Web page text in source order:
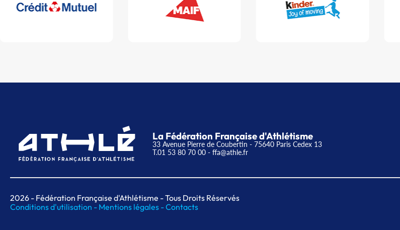
La Fédération Française d'Athlétisme
33 Avenue Pierre de Coubertin - 75640 Paris Cedex 13
T.01 53 80 70 00 - ffa@athle.fr
2026 - Fédération Française d'Athlétisme - Tous Droits Réservés
Conditions d'utilisation - Mentions légales -Contacts